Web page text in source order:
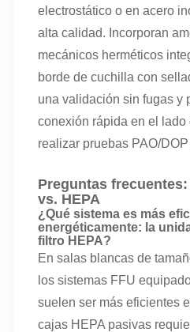
electrostático o en acero
alta calidad. Incorporan
mecánicos herméticos
borde de cuchilla con
una validación sin fugas y
conexión rápida en el lado
realizar pruebas PAO/
Preguntas
vs. HEPA
¿Qué sistema es más
energéticamente: la
filtro HEPA?
En salas blancas de
los sistemas FFU
suelen ser más eficientes
cajas HEPA pasivas